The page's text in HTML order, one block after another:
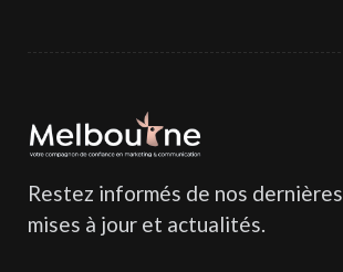
Melbourne Homepage
Restez informés de nos dernières
mises à jour et actualités.